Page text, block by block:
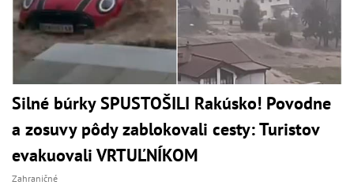
Silné búrky SPUSTOŠILI Rakúsko! Povodne
a zosuvy pôdy zablokovali cesty: Turistov
evakuovali VRTUĽNÍKOM
Zahraničné